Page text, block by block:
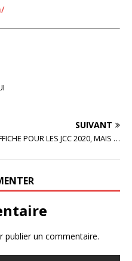
SUIVANT
POUR LES JCC 2020, MAIS …
publier un commentaire.